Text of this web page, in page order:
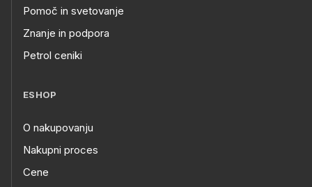
Pomoč in svetovanje
Znanje in podpora
Petrol ceniki
ESHOP
O nakupovanju
Nakupni proces
Cene